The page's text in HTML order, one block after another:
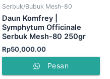
Serbuk/Bubuk Mesh-80
Daun Komfrey |
Symphytum Officinale
Serbuk Mesh-80 250gr
Rp50,000.00
Pesan